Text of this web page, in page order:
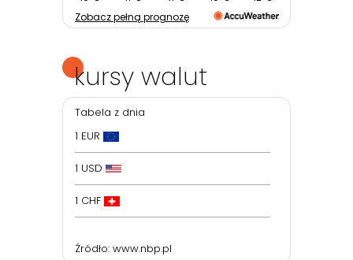
Zobacz pełną prognozę
kursy walut
Tabela z dnia
1 EUR
1 USD
1 CHF
Źródło: www.nbp.pl